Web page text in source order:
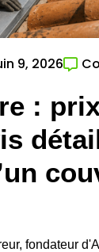
9, 2026
:
fondateur